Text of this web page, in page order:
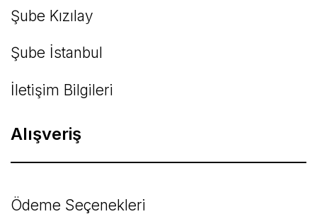
Şube Kızılay
Şube İstanbul
İletişim Bilgileri
Alışveriş
Ödeme Seçenekleri